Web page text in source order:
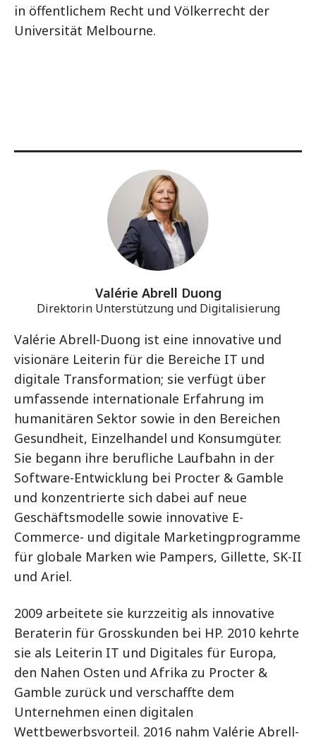
in öffentlichem Recht und Völkerrecht der
Universität Melbourne.
Valérie Abrell Duong
Direktorin Unterstützung und Digitalisierung
Valérie Abrell-Duong ist eine innovative und
visionäre Leiterin für die Bereiche IT und
digitale Transformation; sie verfügt über
umfassende internationale Erfahrung im
humanitären Sektor sowie in den Bereichen
Gesundheit, Einzelhandel und Konsumgüter.
Sie begann ihre berufliche Laufbahn in der
Software-Entwicklung bei Procter & Gamble
und konzentrierte sich dabei auf neue
Geschäftsmodelle sowie innovative E-
Commerce- und digitale Marketingprogramme
für globale Marken wie Pampers, Gillette, SK-II
und Ariel.
2009 arbeitete sie kurzzeitig als innovative
Beraterin für Grosskunden bei HP. 2010 kehrte
sie als Leiterin IT und Digitales für Europa,
den Nahen Osten und Afrika zu Procter &
Gamble zurück und verschaffte dem
Unternehmen einen digitalen
Wettbewerbsvorteil. 2016 nahm Valérie Abrell-